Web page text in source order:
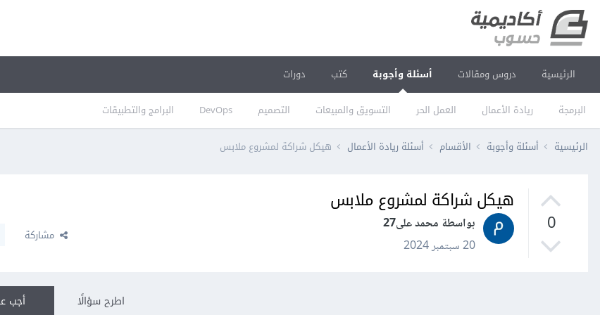
الرئيسية دروس ومقالات أسئلة وأجوبة
البرمجة ريادة الأعمال العمل الحر التسويق والمبيعات التصميم DevOps البرامج والتطبيقات
كتب دورات
الرئيسية أسئلة وأجوبة الأقسام أسئلة ريادة الأعمال هيكل شراكة لمشروع ملابس
0
هيكل شراكة لمشروع ملابس
بواسطة محمد على27
20 سبتمبر 2024
مشاركة
أجب اطرح سؤالًا